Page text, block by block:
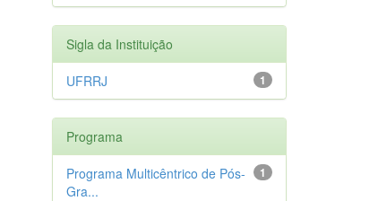
Sigla da Instituição
1
UFRRJ
Programa
1
Programa Multicêntrico de Pós-
Gra...